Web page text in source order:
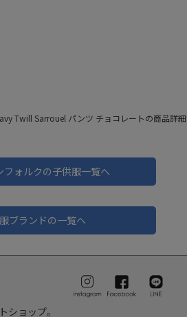
Twill Sarrouel パンツ チョコレートの商品詳細
フォルクの子供服一覧へ
ブランドの一覧へ
ショップ。